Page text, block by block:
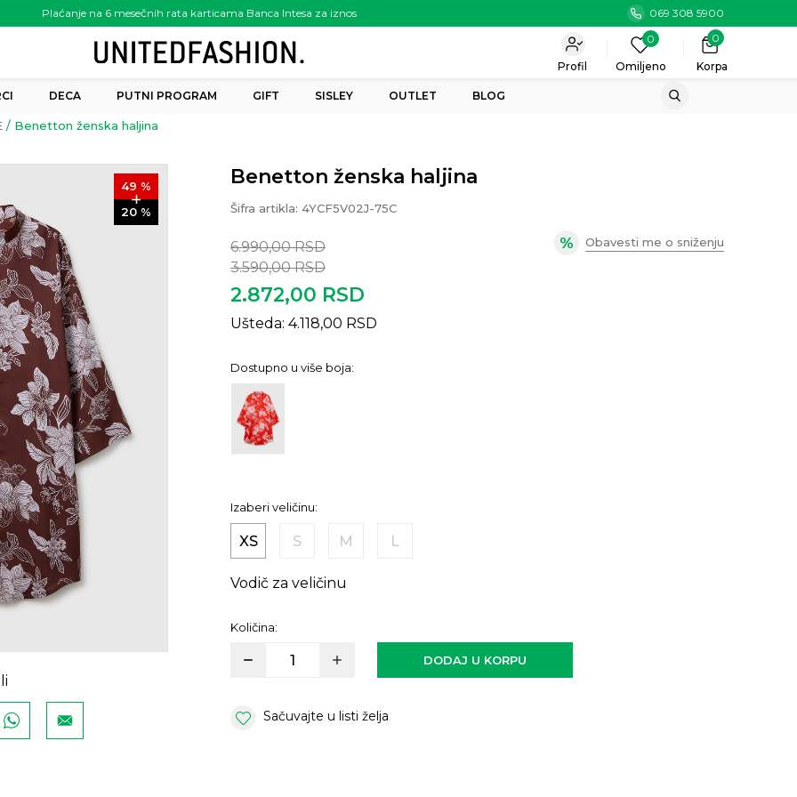
Plaćanje na 6 mesečnih rata karticama Banca Intesa za iznos
preko 6.000.00 rsd
069 308 5900
Korpa
0
0
Omiljeno
Profil
DECA PUTNI PROGRAM GIFT SISLEY OUTLET BLOG
Benetton ženska haljina
49 %
20 %
Benetton ženska haljina
Šifra artikla: 4YCF5V02J-75C
6.990,00 RSD
3.590,00 RSD
2.872,00 RSD
Ušteda: 4.118,00 RSD
Obavesti me o sniženju
Dostupno u više boja:
Izaberi veličinu:
XS S M L
Vodič za veličinu
Količina:
DODAJ U KORPU
Sačuvajte u listi želja